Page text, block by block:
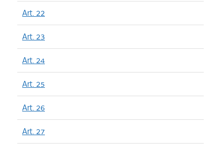
Art. 22
Art. 23
Art. 24
Art. 25
Art. 26
Art. 27